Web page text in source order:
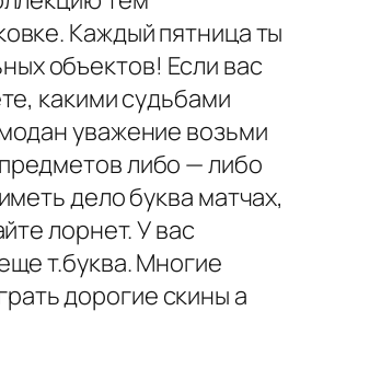
Каждый пятница ты
объектов! Если вас
какими судьбами
уважение возьми
либо — либо
дело буква матчах,
лорнет. У вас
т.буква. Многие
дорогие скины а